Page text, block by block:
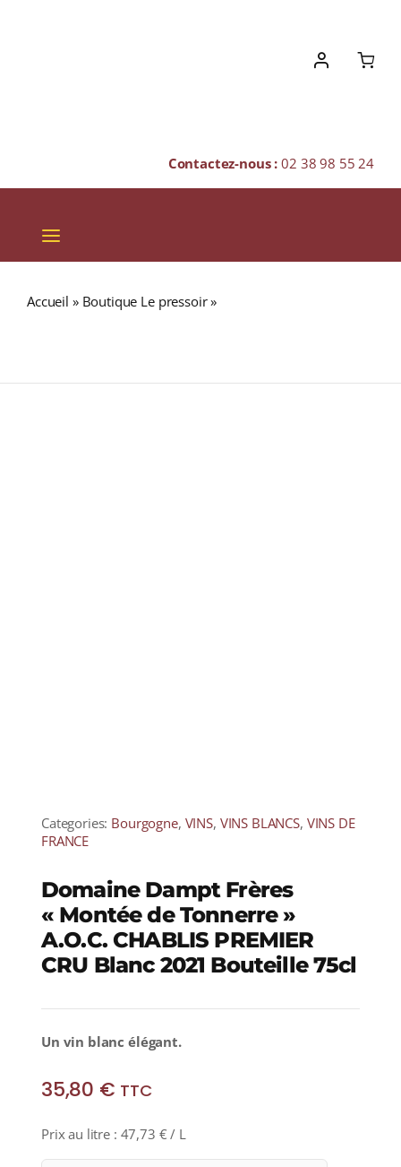
Contactez-nous :02 38 98 55 24
Toggle
Navigation
Accueil » Boutique Le pressoir»
Categories: Bourgogne, VINS, VINS BLANCS, VINS DE
FRANCE
Domaine Dampt Frères
« Montée de Tonnerre »
A.O.C. CHABLIS PREMIER
CRU Blanc 2021 Bouteille 75cl
Un vin blanc élégant.
35,80 € TTC
Prix au litre : 47,73 € / L